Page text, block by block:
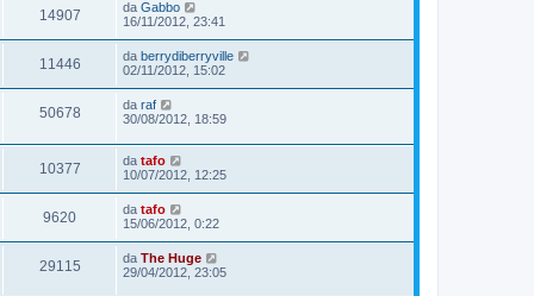
14907 da Gabbo
16/11/2012, 23:41
11446 da berrydiberryville
02/11/2012, 15:02
50678 da raf
30/08/2012, 18:59
10377 da tafo
10/07/2012, 12:25
9620 da tafo
15/06/2012, 0:22
29115 da The Huge
29/04/2012, 23:05